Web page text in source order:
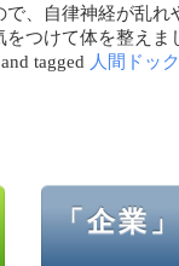
、自律神経が乱れ
つけて体を整えま
and tagged 人間ドック
「企業